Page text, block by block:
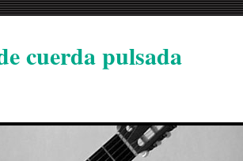
cuerda pulsada